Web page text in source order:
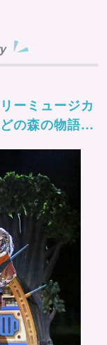
ーミュージカ
の森の物語